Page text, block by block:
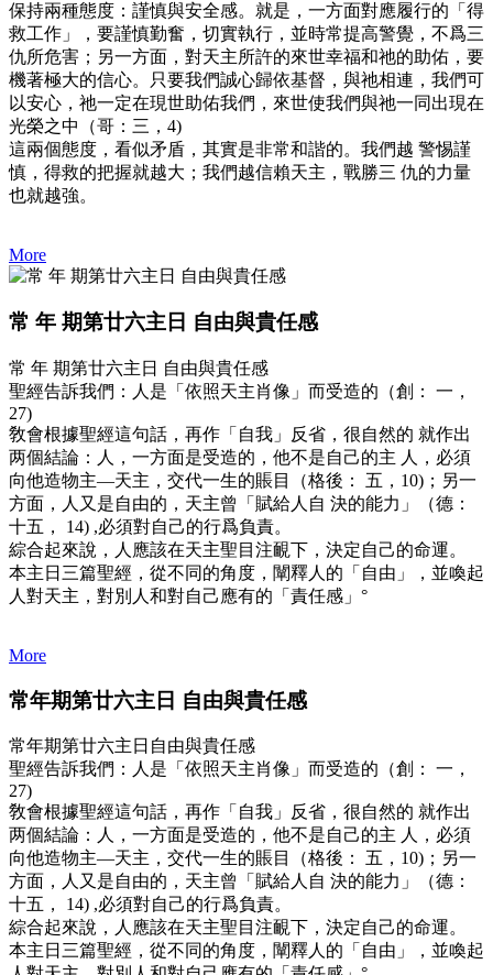
保持兩種態度：謹慎與安全感。就是，一方面對應履行的「得
救工作」，要謹慎勤奮，切實執行，並時常提高警覺，不爲三
仇所危害；另一方面，對天主所許的來世幸福和祂的助佑，要
機著極大的信心。只要我們誠心歸依基督，與祂相連，我們可
以安心，祂一定在現世助佑我們，來世使我們與祂一同出現在
光榮之中（哥：三，4)
這兩個態度，看似矛盾，其實是非常和諧的。我們越 警惕謹
慎，得救的把握就越大；我們越信賴天主，戰勝三 仇的力量
也就越強。
More
常 年 期第廿六主日 自由與貴任感
常 年 期第廿六主日 自由與貴任感
聖經告訴我們：人是「依照天主肖像」而受造的（創： 一，
27)
敎會根據聖經這句話，再作「自我」反省，很自然的 就作出
两個結論：人，一方面是受造的，他不是自己的主 人，必須
向他造物主—天主，交代一生的賬目（格後： 五，10)；另一
方面，人又是自由的，天主曾「賦給人自 決的能力」（德：
十五， 14) ,必須對自己的行爲負責。
綜合起來說，人應該在天主聖目注靦下，決定自己的命運。
本主日三篇聖經，從不同的角度，闡釋人的「自由」，並喚起
人對天主，對別人和對自己應有的「責任感」°
More
常年期第廿六主日 自由與貴任感
常年期第廿六主日自由與貴任感
聖經告訴我們：人是「依照天主肖像」而受造的（創： 一，
27)
敎會根據聖經這句話，再作「自我」反省，很自然的 就作出
两個結論：人，一方面是受造的，他不是自己的主 人，必須
向他造物主—天主，交代一生的賬目（格後： 五，10)；另一
方面，人又是自由的，天主曾「賦給人自 決的能力」（德：
十五， 14) ,必須對自己的行爲負責。
綜合起來說，人應該在天主聖目注靦下，決定自己的命運。
本主日三篇聖經，從不同的角度，闡釋人的「自由」，並喚起